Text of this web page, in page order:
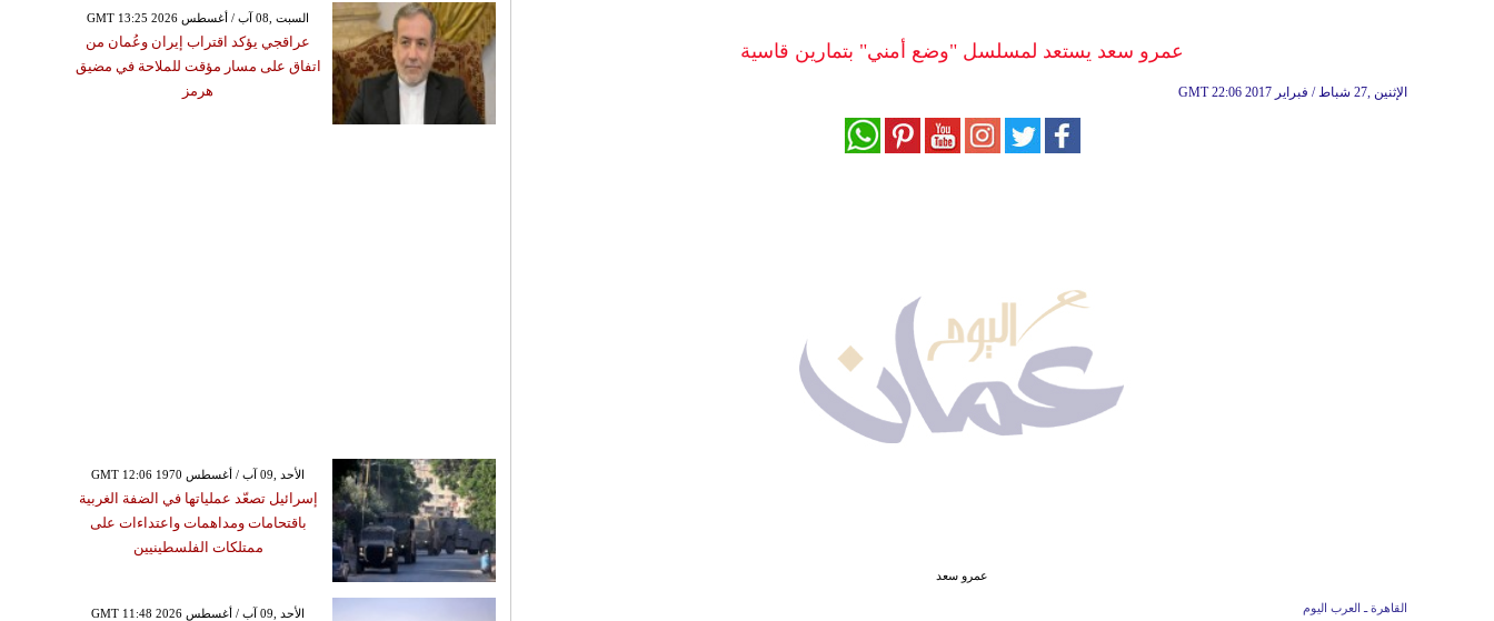
عمرو سعد يستعد لمسلسل "وضع أمني" بتمارين قاسية
GMT 22:06 2017 الإثنين ,27 شباط / فبراير
عمرو سعد
القاهرة ـ العرب اليوم
GMT 13:25 2026 السبت ,08 آب / أغسطس
عراقجي يؤكد اقتراب إيران وعُمان من
اتفاق على مسار مؤقت للملاحة في مضيق
هرمز
GMT 12:06 1970 الأحد ,09 آب / أغسطس
إسرائيل تصعّد عملياتها في الضفة الغربية
باقتحامات ومداهمات واعتداءات على
ممتلكات الفلسطينيين
GMT 11:48 2026 الأحد ,09 آب / أغسطس